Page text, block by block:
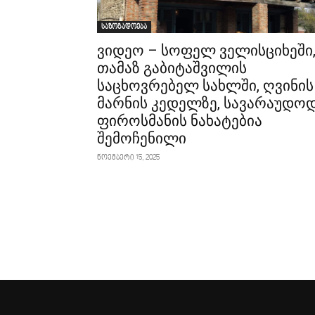
საზოგადოება
ვიდეო – სოფელ ველისციხეში,
თამაზ გაბიტაშვილის
საცხოვრებელ სახლში, ღვინის
მარნის კედელზე,
ფიროსმანის ნახატებია
შემოჩენილი
ნოემბერი 15, 2025